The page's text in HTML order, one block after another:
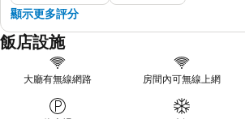
顯示更多評分
飯店設施
大廳有無線網路 房間內可無線上網